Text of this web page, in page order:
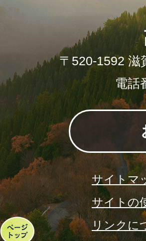
ペ
〒520-1592 滋
電話
サイトマ
サイトの
リンクに